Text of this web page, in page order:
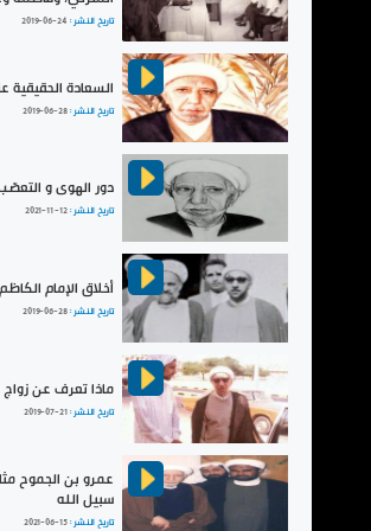
تاريخ النشر : 2019-06-24
السعادة
تاريخ النشر :2019-06-28
دور الهوى و
تاريخ النشر :2021-11-12
أخلاق الإمام
تاريخ النشر :2019-06-28
ماذا تعرف عن
تاريخ النشر :2019-07-21
عمرو بن الجموح
سبيل الله
تاريخ النشر :2021-06-15